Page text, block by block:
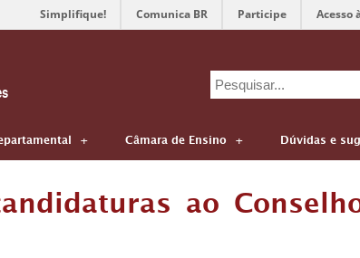
Simplifique! Comunica BR Participe Acesso
Search
for:
Câmara de Ensino Dúvidas e
ao